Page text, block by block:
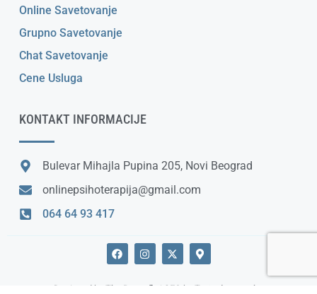
Online Savetovanje
Grupno Savetovanje
Chat Savetovanje
Cene Usluga
KONTAKT INFORMACIJE
Bulevar Mihajla Pupina 205, Novi Beograd
onlinepsihoterapija@gmail.com
064 64 93 417
Designed by The Butterfly | SEO by Tvoja desna ruka
F
a
c
I
n
s
X
-
t
i
M
a
p
m